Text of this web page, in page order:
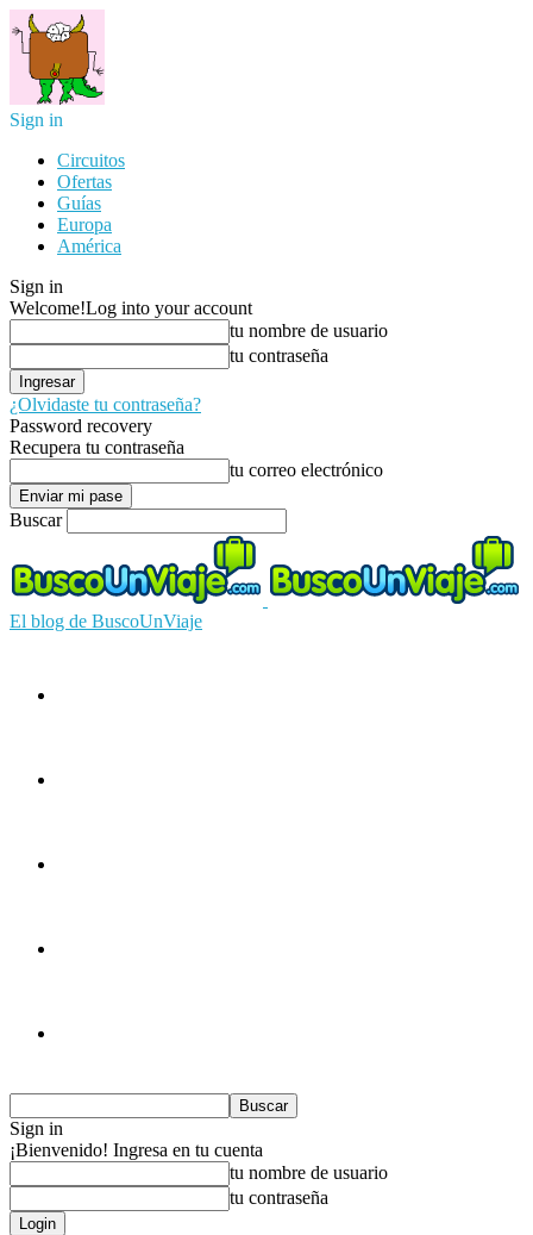
Sign in
Circuitos
Ofertas
Guías
Europa
América
Sign in
Welcome!Log into your account
tu nombre de usuario
tu contraseña
¿Olvidaste tu contraseña?
Password recovery
Recupera tu contraseña
tu correo electrónico
Buscar
El blog de BuscoUnViaje
Sign in
¡Bienvenido! Ingresa en tu cuenta
tu nombre de usuario
tu contraseña